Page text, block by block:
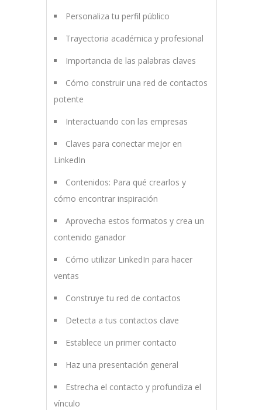
Personaliza tu perfil público
Trayectoria académica y profesional
Importancia de las palabras claves
Cómo construir una red de contactos
potente
Interactuando con las empresas
Claves para conectar mejor en
LinkedIn
Contenidos: Para qué crearlos y
cómo encontrar inspiración
Aprovecha estos formatos y crea un
contenido ganador
Cómo utilizar LinkedIn para hacer
ventas
Construye tu red de contactos
Detecta a tus contactos clave
Establece un primer contacto
Haz una presentación general
Estrecha el contacto y profundiza el
vínculo